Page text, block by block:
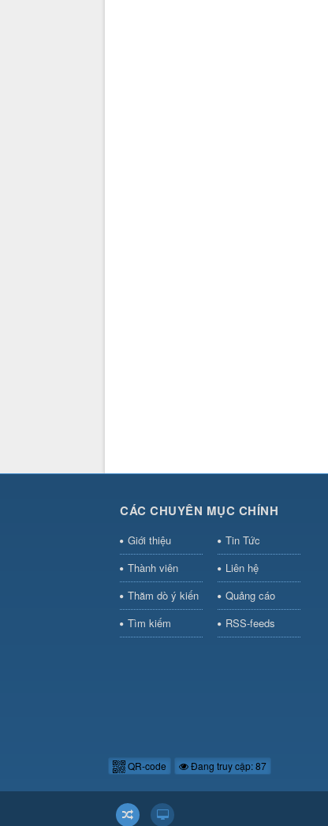
CÁC CHUYÊN MỤC CHÍNH
Giới thiệu
Tin Tức
Thành viên
Liên hệ
Thăm dò ý kiến
Quảng cáo
Tìm kiếm
RSS-feeds
QR-code Đang truy cập: 87